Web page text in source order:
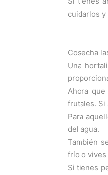
cuidarlos y
Cosecha
Una
Ahora
frutales. Si
Para
del agua.
También
frío o vives
Si tienes